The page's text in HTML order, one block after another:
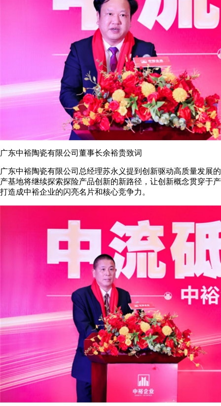
广东中裕陶瓷有限公司董事长余裕贵致词
广东中裕陶瓷有限公司总经理苏永义提到创新驱动高质量发展
产基地将继续探索探险产品创新的新路径，让创新概念贯穿于
打造成中裕企业的闪亮名片和核心竞争力。